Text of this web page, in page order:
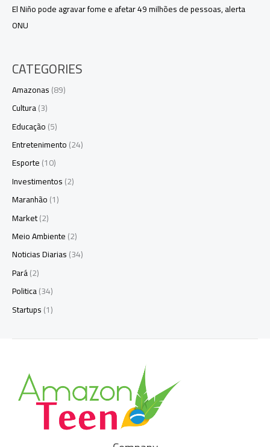
El Niño pode agravar fome e afetar 49 milhões de pessoas, alerta
ONU
CATEGORIES
Amazonas(89)
Cultura(3)
Educação(5)
Entretenimento(24)
Esporte(10)
Investimentos(2)
Maranhão(1)
Market(2)
Meio Ambiente(2)
Noticias Diarias(34)
Pará(2)
Politica(34)
Startups(1)